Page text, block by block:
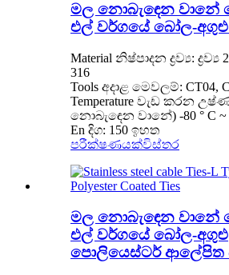
මල නොබැඳෙන වානේ
එල් වර්ගයේ බෝල-
Material නිෂ්පාදන ද්‍රව්‍ය: ද්‍රව්‍ය
316
Tools අදාළ මෙවලම්: CT04,
Temperature වැඩ කරන
නොබැඳෙන වානේ) -80 ° C ~
En දිග: 150 ඉහත
පරීක්ෂණයක්විස්තර
මල නොබැඳෙන වානේ
එල් වර්ගයේ බෝල-අගුළු
පොලියෙස්ටර් ආලේපිත